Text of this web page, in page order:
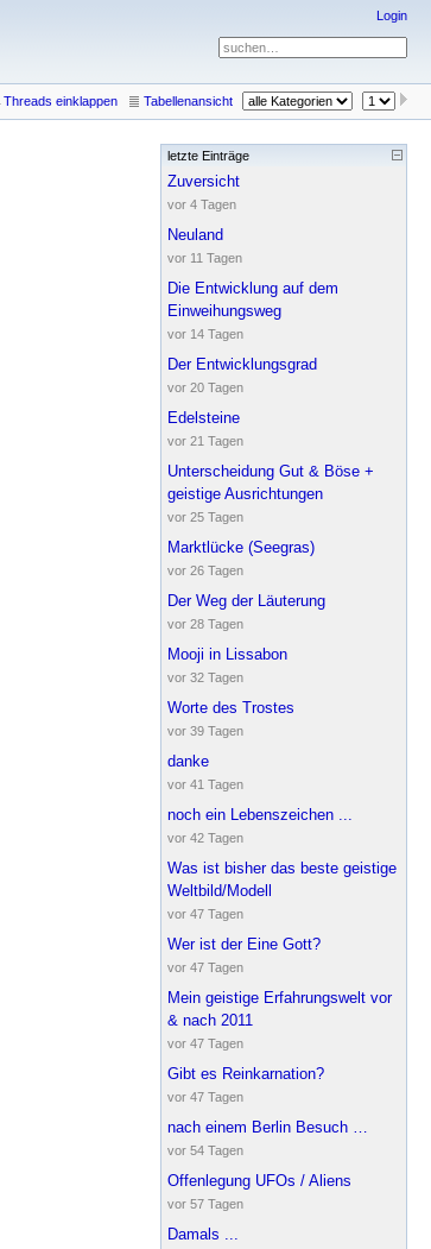
Login
Threads einklappen Tabellenansicht
letzte Einträge
Zuversicht
vor 4 Tagen
Neuland
vor 11 Tagen
Die Entwicklung auf dem
Einweihungsweg
vor 14 Tagen
Der Entwicklungsgrad
vor 20 Tagen
Edelsteine
vor 21 Tagen
Unterscheidung Gut & Böse +
geistige Ausrichtungen
vor 25 Tagen
Marktlücke (Seegras)
vor 26 Tagen
Der Weg der Läuterung
vor 28 Tagen
Mooji in Lissabon
vor 32 Tagen
Worte des Trostes
vor 39 Tagen
danke
vor 41 Tagen
noch ein Lebenszeichen ...
vor 42 Tagen
Was ist bisher das beste geistige
Weltbild/Modell
vor 47 Tagen
Wer ist der Eine Gott?
vor 47 Tagen
Mein geistige Erfahrungswelt vor
& nach 2011
vor 47 Tagen
Gibt es Reinkarnation?
vor 47 Tagen
nach einem Berlin Besuch …
vor 54 Tagen
Offenlegung UFOs / Aliens
vor 57 Tagen
Damals ...